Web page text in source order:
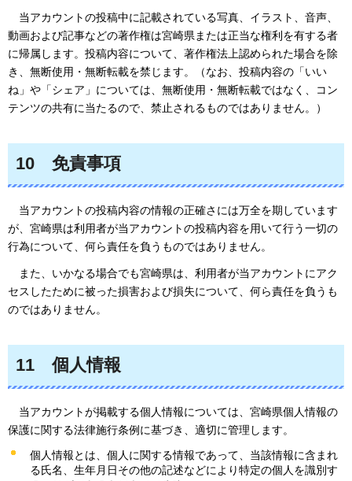
当アカウントの投稿中に記載されている写真、イラスト、音声、
動画および記事などの著作権は宮崎県または正当な権利を有する者
に帰属します。投稿内容について、著作権法上認められた場合を除
き、無断使用・無断転載を禁じます。（なお、投稿内容の「いい
ね」や「シェア」については、無断使用・無断転載ではなく、コン
テンツの共有に当たるので、禁止されるものではありません。）
10 免責事項
当アカウントの投稿内容の情報の正確さには万全を期しています
が、宮崎県は利用者が当アカウントの投稿内容を用いて行う一切の
行為について、何ら責任を負うものではありません。
また 、いかなる場合でも宮崎県は、利用者が当アカウントにアク
セスしたために被った損害および損失について、何ら責任を負うも
のではありません。
11 個人情報
当アカウントが掲載する個人情報については、宮崎県個人情報の
保護に関する法律施行条例に基づき、適切に管理します。
個人情報とは、個人に関する情報であって、当該情報に含まれ
る氏名、生年月日その他の記述などにより特定の個人を識別す